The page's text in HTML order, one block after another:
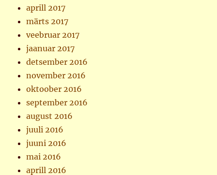
aprill 2017
märts 2017
veebruar 2017
jaanuar 2017
detsember 2016
november 2016
oktoober 2016
september 2016
august 2016
juuli 2016
juuni 2016
mai 2016
aprill 2016